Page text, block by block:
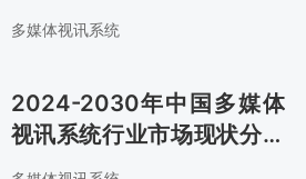
究及发展战略咨询报告
多媒体视讯系统
2024-2030年中国多媒体
视讯系统行业市场现状分析
及市场前景评估报告